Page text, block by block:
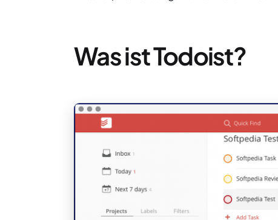
Was ist Todoist?